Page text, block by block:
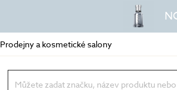
Prodejny a kosmetické salony